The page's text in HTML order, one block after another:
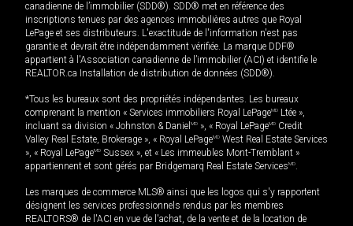
canadienne de l’immobilier (SDD®). SDD® met en référence des
inscriptions tenues par des agences immobilières autres que Royal
LePage et ses distributeurs. L'exactitude de l'information n'est pas
garantie et devrait être indépendamment vérifiée. La marque DDF®
appartient à l'Association canadienne de l’immobilier (ACI) et identifie le
REALTOR.ca Installation de distribution de données (SDD®).
*Tous les bureaux sont des propriétés indépendantes. Les bureaux
comprenant la mention « Services immobiliers Royal LePageMD Ltée »,
incluant sa division « Johnston & Daniel MD », « Royal LePageMD Credit
Valley Real Estate, Brokerage », « Royal LePageMD West Real Estate Services
», « Royal LePageMD Sussex », et « Les immeubles Mont-Tremblant »
appartiennent et sont gérés par Bridgemarq Real Estate ServicesMD.
Les marques de commerce MLS® ainsi que les logos qui s'y rapportent
désignent les services professionnels rendus par les membres
REALTORS® de l'ACI en vue de l'achat, de la vente et de la location de